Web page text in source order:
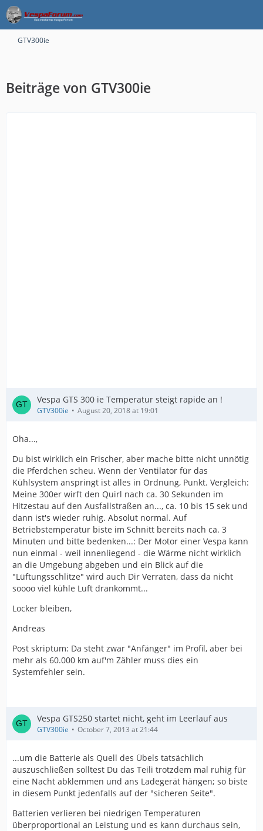
GTV300ie
Beiträge von GTV300ie
Vespa GTS 300 ie Temperatur steigt rapide an !
GTV300ie August 20, 2018 at 19:01
Oha...,
Du bist wirklich ein Frischer, aber mache bitte nicht unnötig
die Pferdchen scheu. Wenn der Ventilator für das
Kühlsystem anspringt ist alles in Ordnung, Punkt. Vergleich:
Meine 300er wirft den Quirl nach ca. 30 Sekunden im
Hitzestau auf den Ausfallstraßen an..., ca. 10 bis 15 sek und
dann ist's wieder ruhig. Absolut normal. Auf
Betriebstemperatur biste im Schnitt bereits nach ca. 3
Minuten und bitte bedenken...: Der Motor einer Vespa kann
nun einmal - weil innenliegend - die Wärme nicht wirklich
an die Umgebung abgeben und ein Blick auf die
"Lüftungsschlitze" wird auch Dir Verraten, dass da nicht
soooo viel kühle Luft drankommt...
Locker bleiben,
Andreas
Post skriptum: Da steht zwar "Anfänger" im Profil, aber bei
mehr als 60.000 km auf'm Zähler muss dies ein
Systemfehler sein.
Vespa GTS250 startet nicht, geht im Leerlauf aus
GTV300ie October 7, 2013 at 21:44
...um die Batterie als Quell des Übels tatsächlich
auszuschließen solltest Du das Teili trotzdem mal ruhig für
eine Nacht abklemmen und ans Ladegerät hängen; so biste
in diesem Punkt jedenfalls auf der "sicheren Seite".
Batterien verlieren bei niedrigen Temperaturen
überproportional an Leistung und es kann durchaus sein,